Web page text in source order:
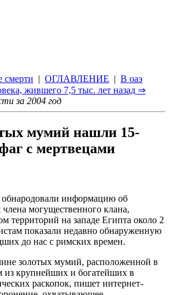
смерти | ОГЛАВЛЕНИЕ | В оаэ
жившего 7,5 тыс. лет назад ⇒
за 2004 год
мумий нашли 15-
с мертвецами
обнародовали информацию об
могущественного клана,
территорий на западе Египта около 2
показали недавно обнаруженную
до нас с римских времен.
золотых мумий, расположенной в
из крупнейших и богатейших в
раскопок, пишет интернет-